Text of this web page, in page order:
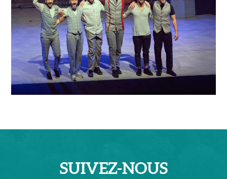
SUIVEZ-NOUS